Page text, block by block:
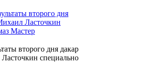
второго дня дакар
специально